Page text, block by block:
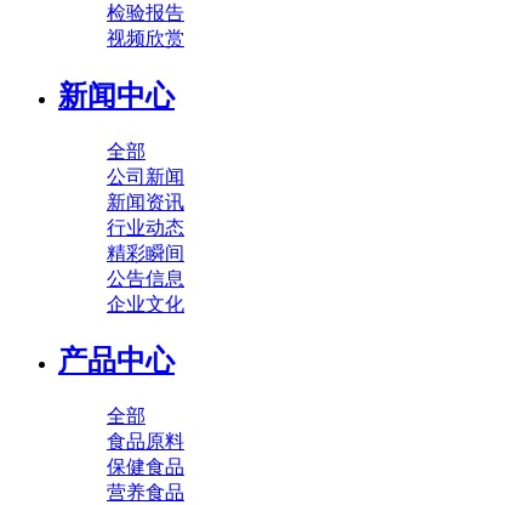
检验报告
视频欣赏
新闻中心
全部
公司新闻
新闻资讯
行业动态
精彩瞬间
公告信息
企业文化
产品中心
全部
食品原料
保健食品
营养食品